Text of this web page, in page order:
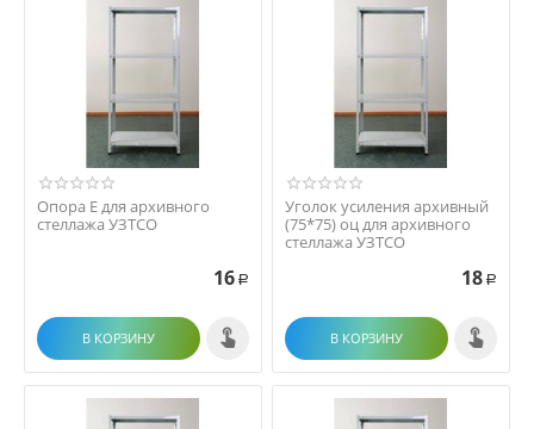
Опора Е для архивного
стеллажа УЗТСО
16 Р
В КОРЗИНУ
Уголок усиления архивный
(75*75) оц для архивного
стеллажа УЗТСО
18 Р
В КОРЗИНУ